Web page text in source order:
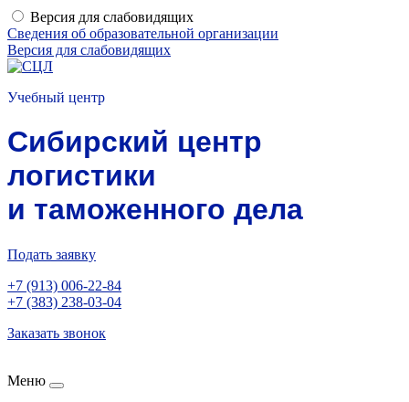
Версия для слабовидящих
Сведения об образовательной организации
Версия для слабовидящих
Учебный центр
Сибирский центр
логистики
и таможенного дела
Подать заявку
+7 (913) 006-22-84
+7 (383) 238-03-04
Заказать звонок
Меню